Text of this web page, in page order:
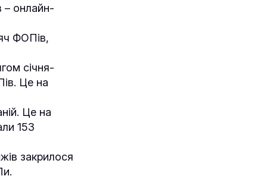
– онлайн-
ФОПів,
січня-
Це на
Це на
153
закрилося